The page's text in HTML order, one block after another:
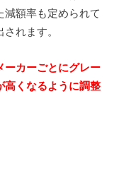
額率も定められて
れます。
ーカーごとにグレー
高くなるように調整